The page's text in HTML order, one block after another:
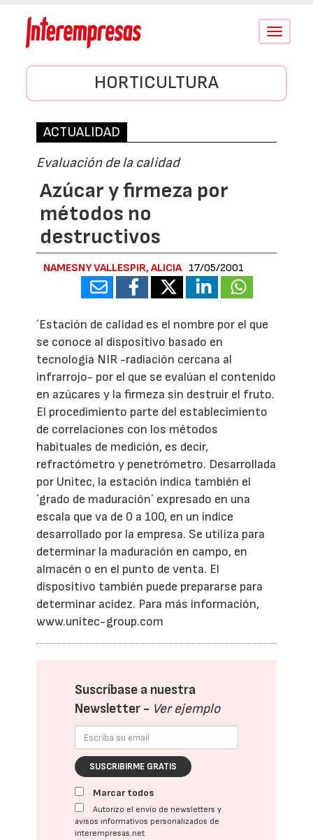
Conmutar
HORTICULTURA
ACTUALIDAD
Evaluación de la calidad
Azúcar y firmeza por
métodos no
destructivos
NAMESNY VALLESPIR, ALICIA 17/05/2001
´Estación de calidad es el nombre por el que
se conoce al dispositivo basado en
tecnología NIR -radiación cercana al
infrarrojo- por el que se evalúan el contenido
en azúcares y la firmeza sin destruir el fruto.
El procedimiento parte del establecimiento
de correlaciones con los métodos
habituales de medición, es decir,
refractómetro y penetrómetro. Desarrollada
por Unitec, la estación indica también el
´grado de maduración´ expresado en una
escala que va de 0 a 100, en un índice
desarrollado por la empresa. Se utiliza para
determinar la maduración en campo, en
almacén o en el punto de venta. El
dispositivo también puede prepararse para
determinar acidez. Para más información,
www.unitec-group.com
Suscríbase a nuestra
Newsletter - Ver ejemplo
SUSCRIBIRME GRATIS
Marcar todos
Autorizo el envío de newsletters y
avisos informativos personalizados de
interempresas.net